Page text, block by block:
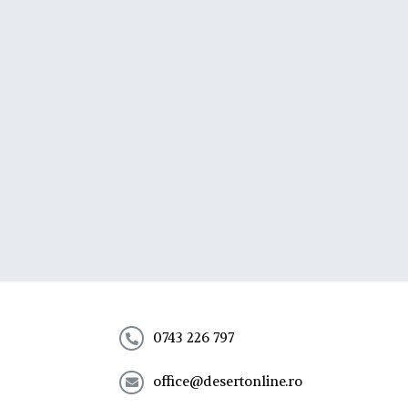
0743 226 797
office@desertonline.ro